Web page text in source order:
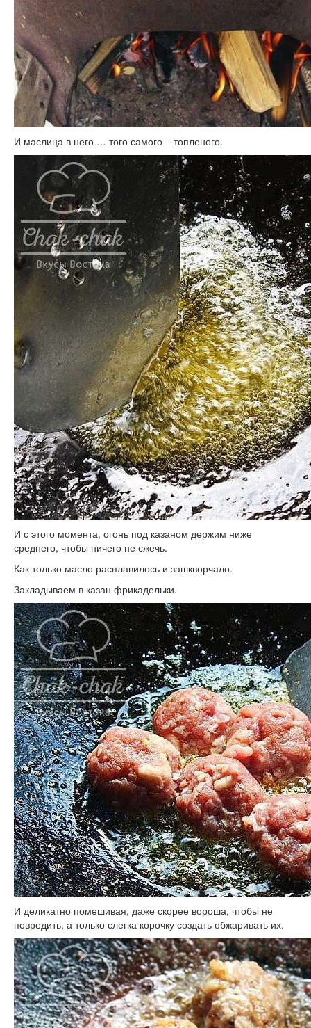
И маслица в него … того самого – топленого.
И с этого момента, огонь под казаном держим ниже
среднего, чтобы ничего не сжечь.
Как только масло расплавилось и зашкворчало.
Закладываем в казан фрикадельки.
И деликатно помешивая, даже скорее вороша, чтобы не
повредить, а только слегка корочку создать обжаривать их.